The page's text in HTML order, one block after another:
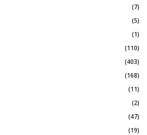
(7)
(5)
(1)
(110)
(403)
(168)
(11)
(2)
(47)
(19)